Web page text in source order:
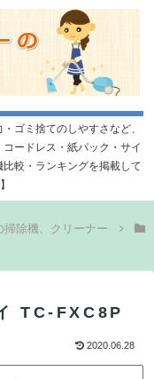
ゴミ捨てのしやすさなど、
ードレス・紙パック・サイ
較・ランキングを掲載して
除機、クリーナー
TC-FXC8P
2020.06.28